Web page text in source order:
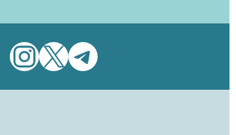
Instagram
X Telegram